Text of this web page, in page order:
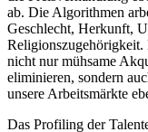
ab. Die Algorithmen
Geschlecht, Herkunft,
nicht nur mühsame
eliminieren, sondern
unsere Arbeitsmärkte
Das Profiling der